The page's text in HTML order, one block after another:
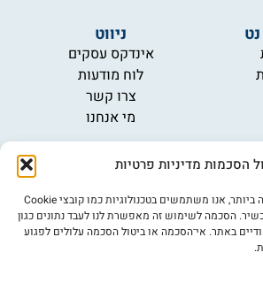
הסכמות מדיניות פרטיות
כדי לספק את החוויה הטובה ביותר, אנו משתמשים בטכנולוגיות כמו קובצי Cookie
הסכמה לשימוש זה מאפשרת לנו לעבד נתונים כגון
באתר. אי־הסכמה או ביטול הסכמה עלולים לפגוע
ניווט
אינדקס עסקים
לוח מודעות
צרו קשר
מי אנחנו
מידע
תקנון
הרשמה לניוזלטר
פרסמו אצלנו
הצהרת נגישות